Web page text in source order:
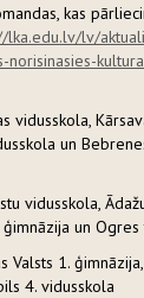
kas
lka.edu.lv/lv/
vidusskola,
un
vidusskola,
un Ogres
Valsts 1.
4. vidusskola